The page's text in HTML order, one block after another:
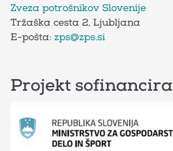
Zveza potrošnikov Slovenije
Tržaška cesta 2, Ljubljana
E-pošta: zps@zps.si
Projekt sofinancira